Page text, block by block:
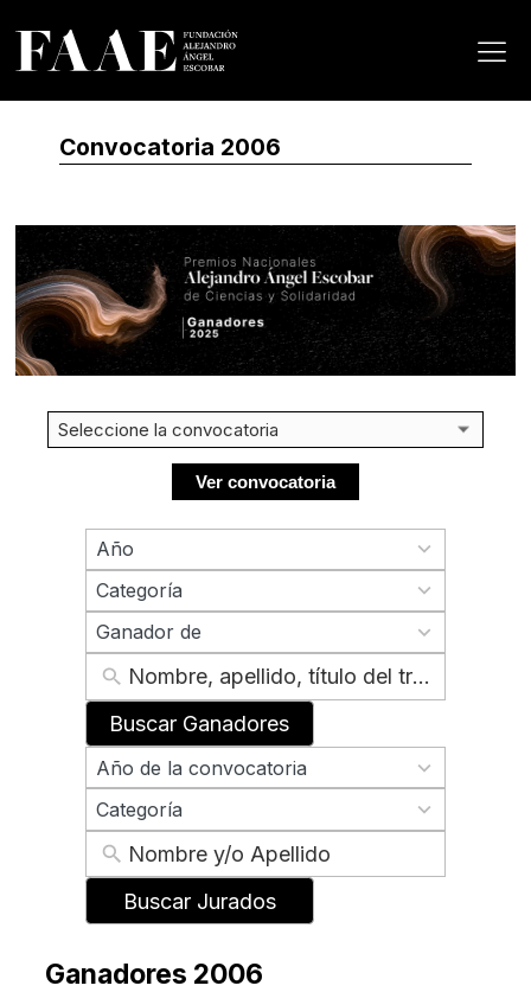
Convocatoria 2006
Año
70
results
available
Categoría
results
available
Ganador de
results
available
Buscar Ganadores
Año de la convocatoria
70
results
available
Categoría
results
available
Buscar Jurados
Ganadores 2006